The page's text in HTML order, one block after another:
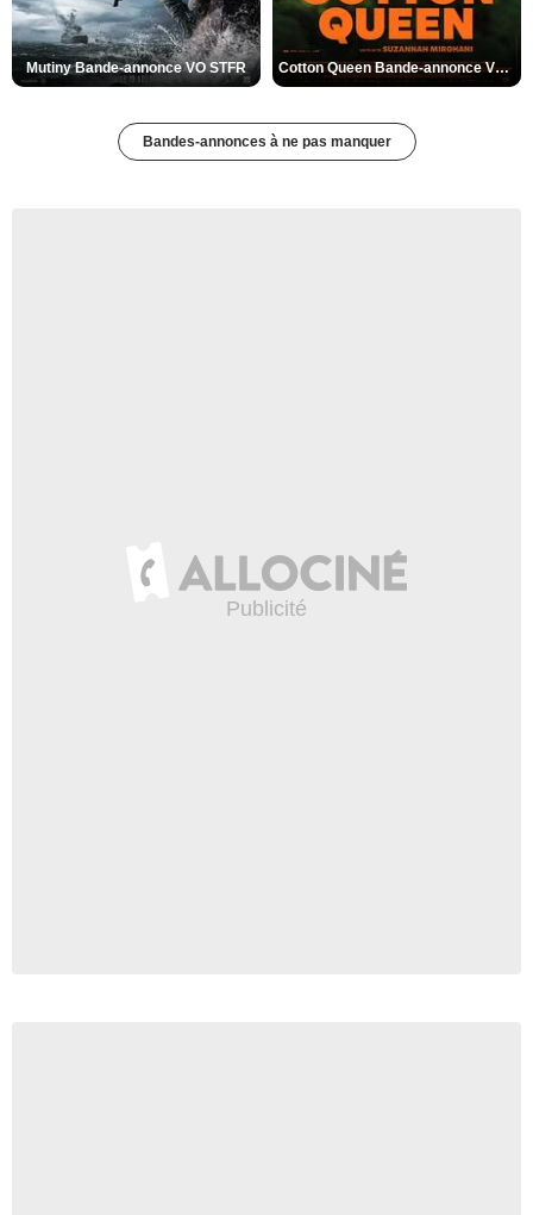
Mutiny Bande-annonce VO STFR Cotton Queen Bande-annonce VO STFR
Bandes-annonces à ne pas manquer